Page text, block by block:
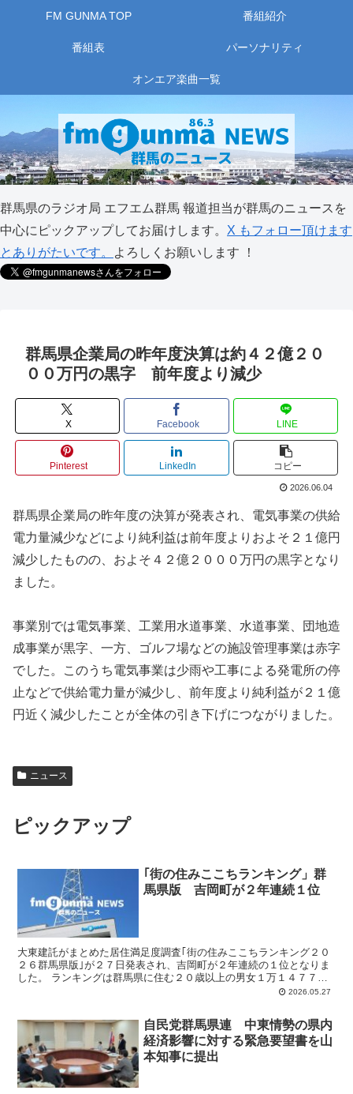
FM GUNMA TOP 番組紹介
番組表 パーソナリティ
オンエア楽曲一覧
群馬県のラジオ局 エフエム群馬 報道担当が群馬のニュースを
中心にピックアップしてお届けします。 X もフォロー頂けます
とありがたいです。
よろしくお願いします ！
群馬県企業局の昨年度決算は約４２億２０
００万円の黒字 前年度より減少
X Facebook LINE
Pinterest LinkedIn コピー
2026.06.04
群馬県企業局の昨年度の決算が発表され、電気事業の供給
電力量減少などにより純利益は前年度よりおよそ２１億円
減少したものの、およそ４２億２０００万円の黒字となり
ました。
事業別では電気事業、工業用水道事業、水道事業、団地造
成事業が黒字、一方、ゴルフ場などの施設管理事業は赤字
でした。このうち電気事業は少雨や工事による発電所の停
止などで供給電力量が減少し、前年度より純利益が２１億
円近く減少したことが全体の引き下げにつながりました。
ニュース
ピックアップ
｢街の住みここちランキング」群
馬県版 吉岡町が２年連続１位
大東建託がまとめた居住満足度調査｢街の住みここちランキング２０
２６群馬県版｣が２７日発表され、吉岡町が２年連続の１位となりま
した。 ランキングは群馬県に住む２０歳以上の男女１万１４７７人
の２０２２年から２０２６年の回答を中心に集計したもので...2026.05.27
自民党群馬県連 中東情勢の県内
経済影響に対する緊急要望書を山
本知事に提出